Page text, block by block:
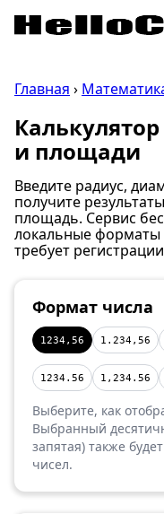
Главная ›
и площади
Введите радиус,
получите
площадь. Сервис
локальные форматы
требует
Формат числа
1234,56 1.234,56
1234.56 1,234.56
Выберите, как
Выбранный
запятая) также
чисел.